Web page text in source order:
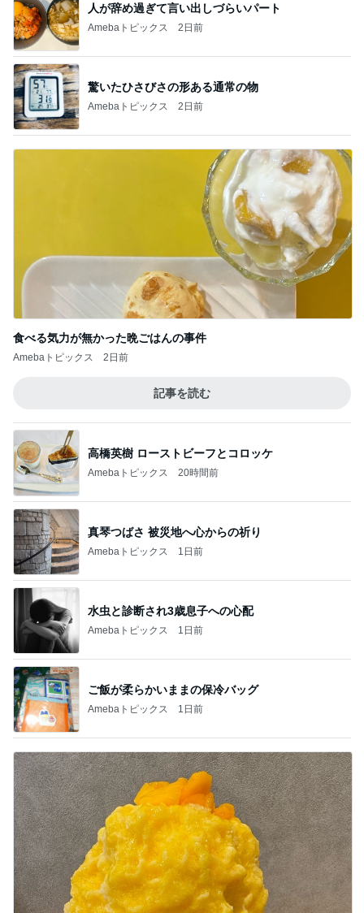
人が辞め過ぎて言い出しづらいパート
Amebaトピックス 2日前
驚いたひさびさの形ある通常の物
Amebaトピックス 2日前
食べる気力が無かった晩ごはんの事件
Amebaトピックス 2日前
記事を読む
高橋英樹 ローストビーフとコロッケ
Amebaトピックス 20時間前
真琴つばさ 被災地へ心からの祈り
Amebaトピックス 1日前
水虫と診断され3歳息子への心配
Amebaトピックス 1日前
ご飯が柔らかいままの保冷バッグ
Amebaトピックス 1日前